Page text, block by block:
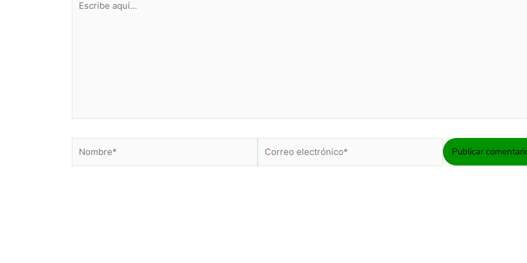
aquí...
electrónico*